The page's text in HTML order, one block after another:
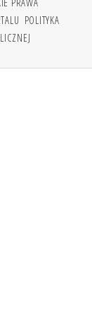
POLITYKA